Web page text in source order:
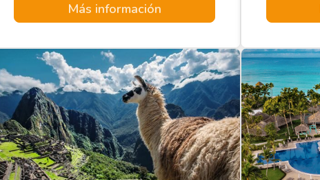
Más información